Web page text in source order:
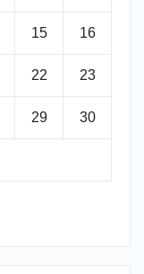
15 16
22 23
29 30